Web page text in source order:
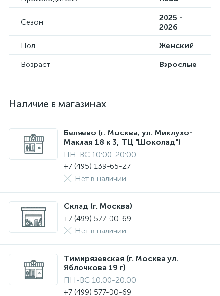
Сезон
2025 -
2026
Пол
Женский
Возраст
Взрослые
Наличие в магазинах
Беляево (г. Москва, ул. Миклухо-
Маклая 18 к 3, ТЦ "Шоколад")
ПН-ВС 10:00-20:00
+7 (495) 139-65-27
Нет в наличии
Склад (г. Москва)
+7 (499) 577-00-69
Нет в наличии
Тимирязевская (г. Москва ул.
Яблочкова 19 г)
ПН-ВС 10:00-20:00
+7 (499) 577-00-69